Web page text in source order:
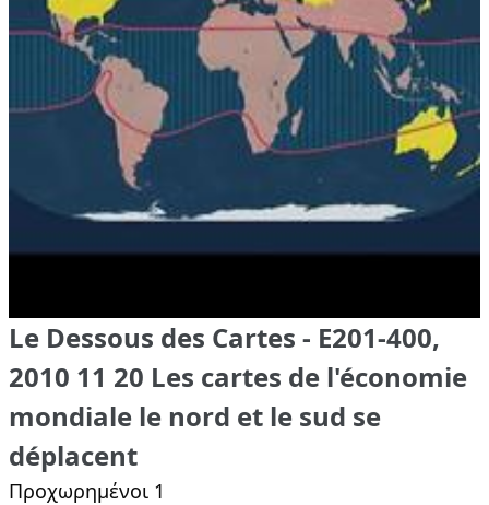
Le Dessous des Cartes - E201-400,
2010 11 20 Les cartes de l'économie
mondiale le nord et le sud se
déplacent
Προχωρημένοι 1